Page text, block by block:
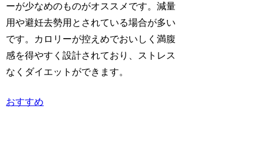
ーが少なめのものがオススメです。減量
用や避妊去勢用とされている場合が多い
です。カロリーが控えめでおいしく満腹
感を得やすく設計されており、ストレス
なくダイエットができます。
おすすめ